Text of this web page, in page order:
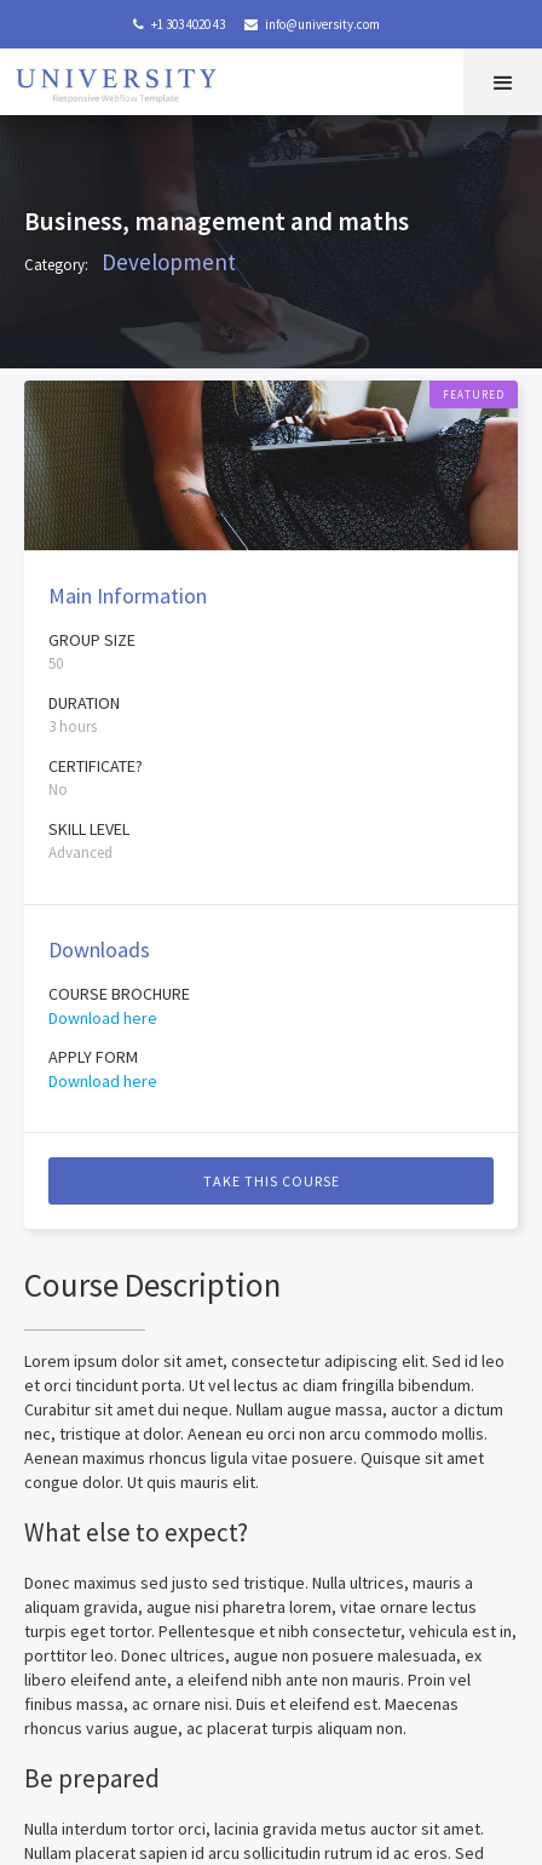
 +1 303 4020 43  info@university.com
Business, management and maths
Category: Development
FEATURED
Main Information
GROUP SIZE
50
DURATION
3 hours
CERTIFICATE?
No
SKILL LEVEL
Advanced
Downloads
COURSE BROCHURE
Download here
APPLY FORM
Download here
TAKE THIS COURSE
Course Description
Lorem ipsum dolor sit amet, consectetur adipiscing elit. Sed id leo
et orci tincidunt porta. Ut vel lectus ac diam fringilla bibendum.
Curabitur sit amet dui neque. Nullam augue massa, auctor a dictum
nec, tristique at dolor. Aenean eu orci non arcu commodo mollis.
Aenean maximus rhoncus ligula vitae posuere. Quisque sit amet
congue dolor. Ut quis mauris elit.
What else to expect?
Donec maximus sed justo sed tristique. Nulla ultrices, mauris a
aliquam gravida, augue nisi pharetra lorem, vitae ornare lectus
turpis eget tortor. Pellentesque et nibh consectetur, vehicula est in,
porttitor leo. Donec ultrices, augue non posuere malesuada, ex
libero eleifend ante, a eleifend nibh ante non mauris. Proin vel
finibus massa, ac ornare nisi. Duis et eleifend est. Maecenas
rhoncus varius augue, ac placerat turpis aliquam non.
Be prepared
Nulla interdum tortor orci, lacinia gravida metus auctor sit amet.
Nullam placerat sapien id arcu sollicitudin rutrum id ac eros. Sed